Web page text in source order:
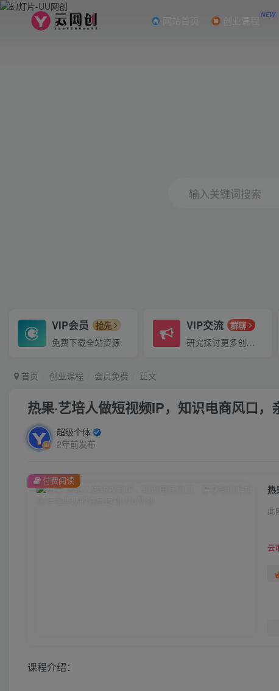
创业课程 NEW
输入关键词搜索
VIP会员 抢先
免费下载全站资源
VIP交流 群聊
研究探讨更多创业项目路子。
首页 创业课程 会员免费 正文
热果·艺培人做短视频IP，知识电商风口，
超级个体
2年前发布
热
此
云
付费阅读
课程介绍：